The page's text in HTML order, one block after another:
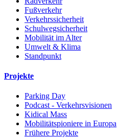
Fußverkehr
Verkehrssicherheit
Schulwegsicherheit
Mobilität im Alter
Umwelt & Klima
Standpunkt
Projekte
Parking Day
Podcast - Verkehrsvisionen
Kidical Mass
Mobilitätspioniere in Europa
Frühere Projekte